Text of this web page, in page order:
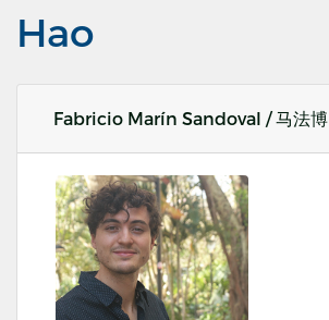
Hao
Fabricio Marín Sandoval / 马法博